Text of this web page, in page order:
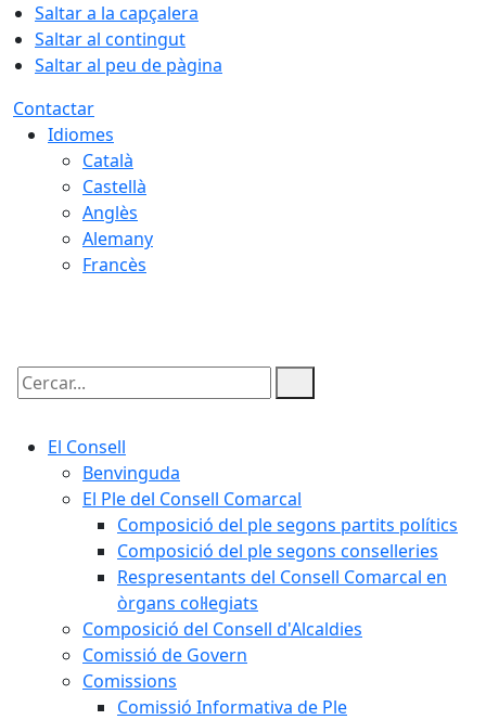
Saltar a la capçalera
Saltar al contingut
Saltar al peu de pàgina
Contactar
Idiomes
Català
Castellà
Anglès
Alemany
Francès
Cercar:
El Consell
Benvinguda
El Ple del Consell Comarcal
Composició del ple segons partits polítics
Composició del ple segons conselleries
Respresentants del Consell Comarcal en
òrgans col·legiats
Composició del Consell d'Alcaldies
Comissió de Govern
Comissions
Comissió Informativa de Ple